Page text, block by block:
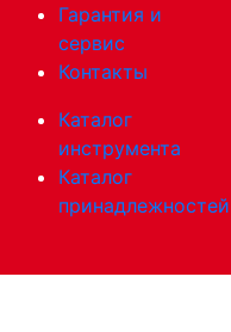
Гарантия и
сервис
Контакты
Каталог
инструмента
Каталог
принадлежностей